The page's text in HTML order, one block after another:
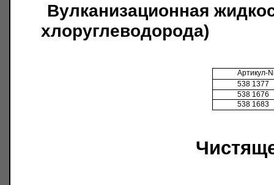
Вулканизационная
хлоруглеводорода)
Артикул-
538 1377
538 1676
538 1683